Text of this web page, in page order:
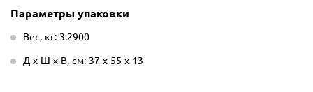
Параметры упаковки
Вес, кг: 3.2900
Д х Ш х В, см: 37 х 55 х 13